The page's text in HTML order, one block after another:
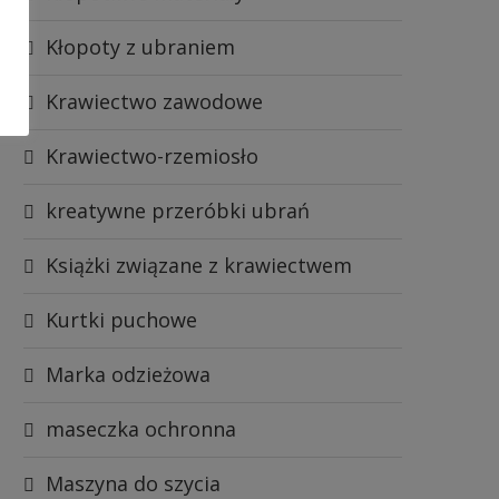
Kłopoty z ubraniem
Krawiectwo zawodowe
Krawiectwo-rzemiosło
kreatywne przeróbki ubrań
Książki związane z krawiectwem
Kurtki puchowe
Marka odzieżowa
maseczka ochronna
Maszyna do szycia